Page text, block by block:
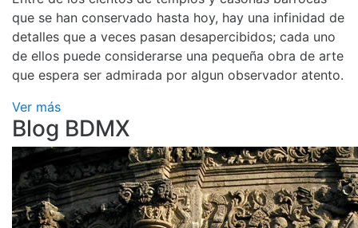
que se han conservado hasta hoy, hay una infinidad de
detalles que a veces pasan desapercibidos; cada uno
de ellos puede considerarse una pequeña obra de arte
que espera ser admirada por algun observador atento.
Ver más
Blog BDMX